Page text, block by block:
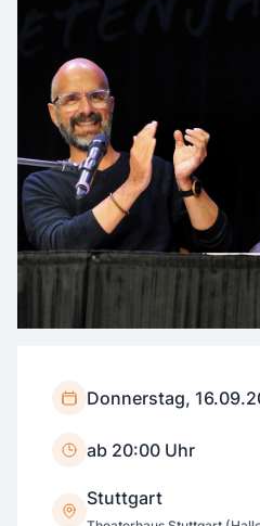
Donnerstag,
ab 20:00 Uhr
Stuttgart